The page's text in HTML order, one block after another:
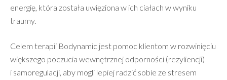
energię, która została uwięziona w ich ciałach w wyniku
traumy.
Celem terapii Bodynamic jest pomoc klientom w rozwinięciu
większego poczucia wewnętrznej odporności (rezyliencji)
i samoregulacji, aby mogli lepiej radzić sobie ze stresem